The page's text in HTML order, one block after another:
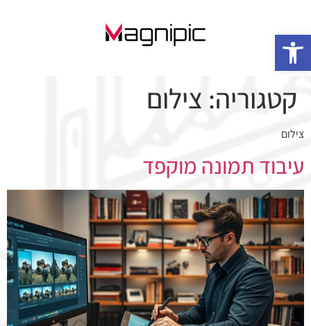
קטגוריה: צילום
צילום
עיבוד תמונה מוקפד
פתח סרגל נגישות